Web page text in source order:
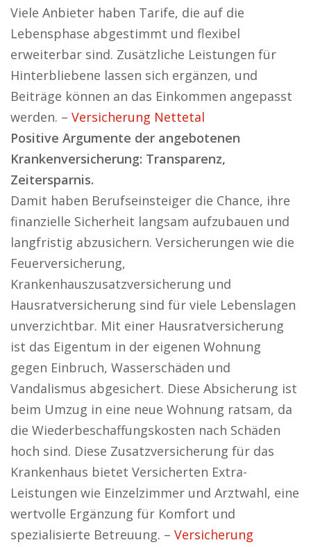
Viele Anbieter haben Tarife, die auf die
Lebensphase abgestimmt und flexibel
erweiterbar sind. Zusätzliche Leistungen für
Hinterbliebene lassen sich ergänzen, und
Beiträge können an das Einkommen angepasst
werden. – Versicherung Nettetal
Positive Argumente der angebotenen
Krankenversicherung: Transparenz,
Zeitersparnis.
Damit haben Berufseinsteiger die Chance, ihre
finanzielle Sicherheit langsam aufzubauen und
langfristig abzusichern. Versicherungen wie die
Feuerversicherung,
Krankenhauszusatzversicherung und
Hausratversicherung sind für viele Lebenslagen
unverzichtbar. Mit einer Hausratversicherung
ist das Eigentum in der eigenen Wohnung
gegen Einbruch, Wasserschäden und
Vandalismus abgesichert. Diese Absicherung ist
beim Umzug in eine neue Wohnung ratsam, da
die Wiederbeschaffungskosten nach Schäden
hoch sind. Diese Zusatzversicherung für das
Krankenhaus bietet Versicherten Extra-
Leistungen wie Einzelzimmer und Arztwahl, eine
wertvolle Ergänzung für Komfort und
spezialisierte Betreuung. – Versicherung